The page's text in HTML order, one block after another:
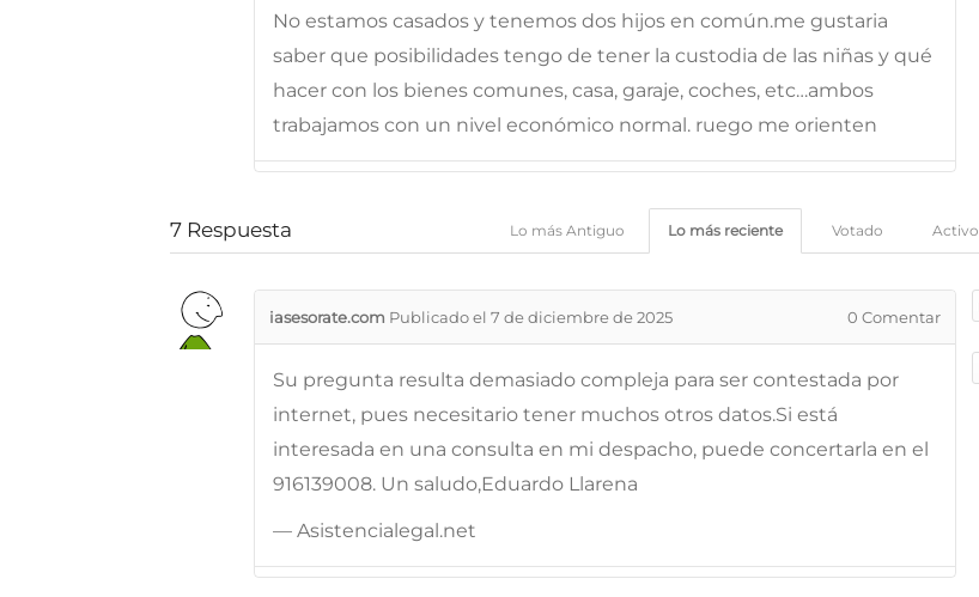
No estamos casados y tenemos dos hijos en común.me gustaria
saber que posibilidades tengo de tener la custodia de las niñas y qué
hacer con los bienes comunes, casa, garaje, coches, etc…ambos
trabajamos con un nivel económico normal. ruego me orienten
7 Respuesta Activo
Votado
Lo más reciente
Lo más Antiguo
iasesorate.com Publicado el 7 de diciembre de 2025 0 Comentar
Su pregunta resulta demasiado compleja para ser contestada por
internet, pues necesitario tener muchos otros datos.Si está
interesada en una consulta en mi despacho, puede concertarla en el
916139008. Un saludo,Eduardo Llarena
— Asistencialegal.net